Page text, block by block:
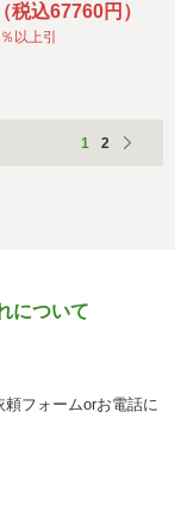
税込67760円）
以上引
1 2
について
フォームorお電話に